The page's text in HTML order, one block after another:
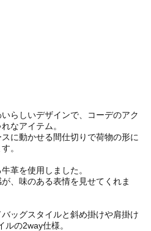
らしいデザインで、コーデのアク
なアイテム。
に動かせる間仕切りで荷物の形に
。
革を使用しました。
、味のある表情を見せてくれま
ッグスタイルと斜め掛けや肩掛け
の2way仕様。